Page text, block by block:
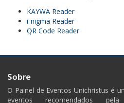
KAYWA Reader
i-nigma Reader
QR Code Reader
Sobre
O Painel de Eventos Unichristus é
eventos recomendados